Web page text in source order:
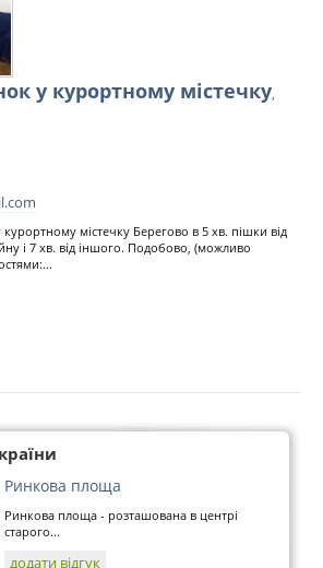
у курортному містечку,
містечку Берегово в 5 хв. пішки від
і 7 хв. від іншого. Подобово, (можливо
Ринкова площа
Ринкова площа - розташована в центрі
старого...
додати відгук